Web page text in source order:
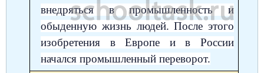
внедряться в промышленность и
обыденную жизнь людей. После этого
изобретения в Европе и в России
начался промышленный переворот.